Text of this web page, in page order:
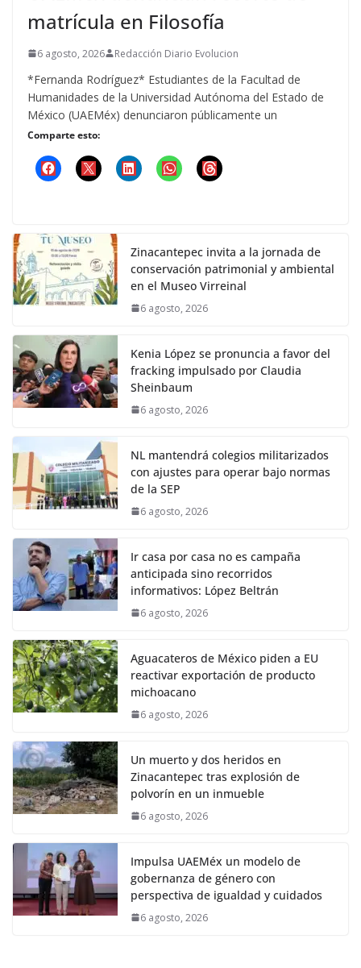
matrícula en Filosofía
6 agosto, 2026 Redacción Diario Evolucion
*Fernanda Rodríguez* Estudiantes de la Facultad de
Humanidades de la Universidad Autónoma del Estado de
México (UAEMéx) denunciaron públicamente un
Comparte esto:
Zinacantepec invita a la jornada de
conservación patrimonial y ambiental
en el Museo Virreinal
6 agosto, 2026
Kenia López se pronuncia a favor del
fracking impulsado por Claudia
Sheinbaum
6 agosto, 2026
NL mantendrá colegios militarizados
con ajustes para operar bajo normas
de la SEP
6 agosto, 2026
Ir casa por casa no es campaña
anticipada sino recorridos
informativos: López Beltrán
6 agosto, 2026
Aguacateros de México piden a EU
reactivar exportación de producto
michoacano
6 agosto, 2026
Un muerto y dos heridos en
Zinacantepec tras explosión de
polvorín en un inmueble
6 agosto, 2026
Impulsa UAEMéx un modelo de
gobernanza de género con
perspectiva de igualdad y cuidados
6 agosto, 2026